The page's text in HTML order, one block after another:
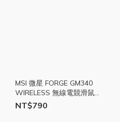
MSI 微星 FORGE GM340
WIRELESS 無線電競滑鼠
MSI1291
NT$790